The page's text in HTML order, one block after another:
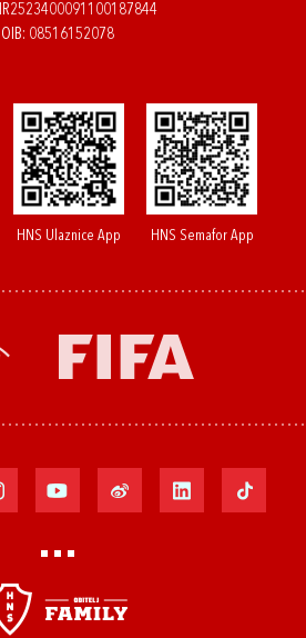
OIB: 08516152078
HNS Ulaznice App HNS Semafor App